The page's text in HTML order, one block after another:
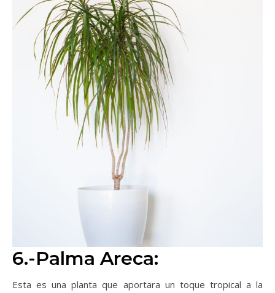
6.-Palma Areca:
Esta es una planta que aportara un toque tropical a la